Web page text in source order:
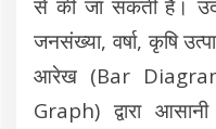
से की जा सकती है।
जनसंख्या, वर्षा, कृषि
आरेख (Bar
Graph) द्वारा